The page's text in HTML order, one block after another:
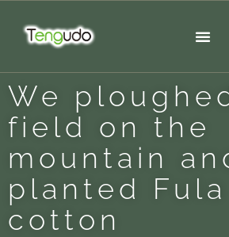
We
field on the
mountain
planted Fula
cotton